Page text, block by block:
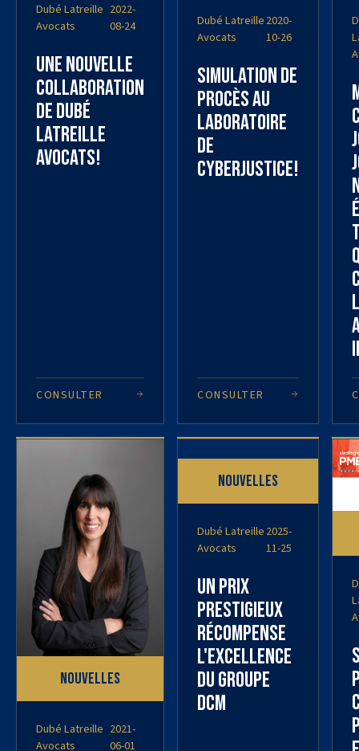
Dubé Latreille
Avocats
2022-
08-24
Une nouvelle
collaboration
de Dubé
Latreille
Avocats!
CONSULTER
Dubé Latreille
Avocats
2020-
10-26
Simulation de
procès au
laboratoire
de
cyberjustice!
CONSULTER
Nouvelles
Dubé Latreille
Avocats
2021-
06-01
Nouvelles
Dubé Latreille
Avocats
2025-
11-25
Un prix
prestigieux
récompense
l'excellence
du Groupe
DCM